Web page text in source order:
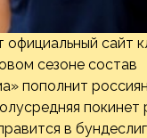
сайт
сезоне состав
пополнит
покинет
в